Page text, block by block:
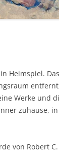
Heimspiel.
Werke und
zuhause,
von Robert